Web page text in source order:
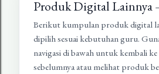
Produk Digital Lainnya
Berikut kumpulan produk digital
dipilih sesuai kebutuhan guru.
navigasi di bawah untuk kembali ke
sebelumnya atau melihat produk